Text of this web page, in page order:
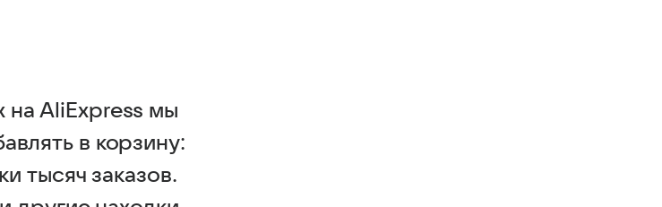
AliExpress мы
в корзину:
тысяч заказов.